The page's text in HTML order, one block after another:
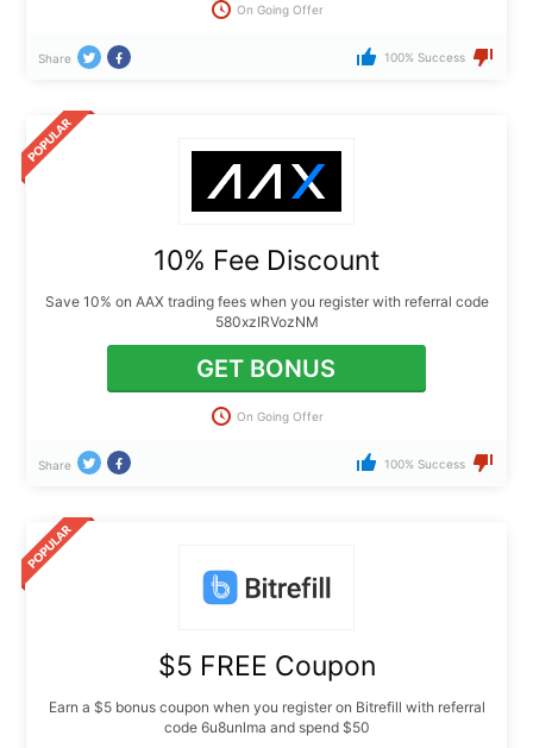
On Going Offer
Share 100% Success
10% Fee Discount
Save 10% on AAX trading fees when you register with referral code
580xzIRVozNM
GET BONUS
On Going Offer
Share 100% Success
$5 FREE Coupon
Earn a $5 bonus coupon when you register on Bitrefill with referral
code 6u8unlma and spend $50